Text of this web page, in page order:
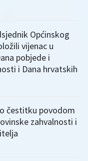
Općinskog
vijenac u
pobjede i
i Dana hrvatskih
čestitku povodom
zahvalnosti i